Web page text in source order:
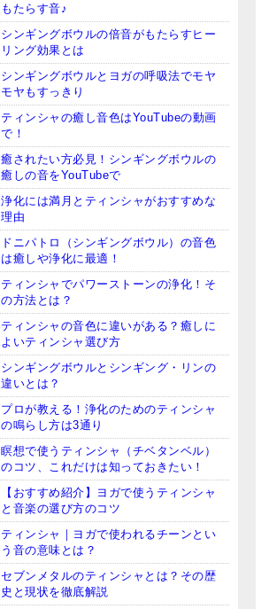
もたらす音♪
シンギングボウルの倍音がもたらすヒー
リング効果とは
シンギングボウルとヨガの呼吸法でモヤ
モヤもすっきり
ティンシャの癒し音色はYouTubeの動画
で！
癒されたい方必見！シンギングボウルの
癒しの音をYouTubeで
浄化には満月とティンシャがおすすめな
理由
ドニパトロ（シンギングボウル）の音色
は癒しや浄化に最適！
ティンシャでパワーストーンの浄化！そ
の方法とは？
ティンシャの音色に違いがある？癒しに
よいティンシャ選び方
シンギングボウルとシンギング・リンの
違いとは？
プロが教える！浄化のためのティンシャ
の鳴らし方は3通り
瞑想で使うティンシャ（チベタンベル）
のコツ、これだけは知っておきたい！
【おすすめ紹介】ヨガで使うティンシャ
と音楽の選び方のコツ
ティンシャ｜ヨガで使われるチーンとい
う音の意味とは？
セブンメタルのティンシャとは？その歴
史と現状を徹底解説